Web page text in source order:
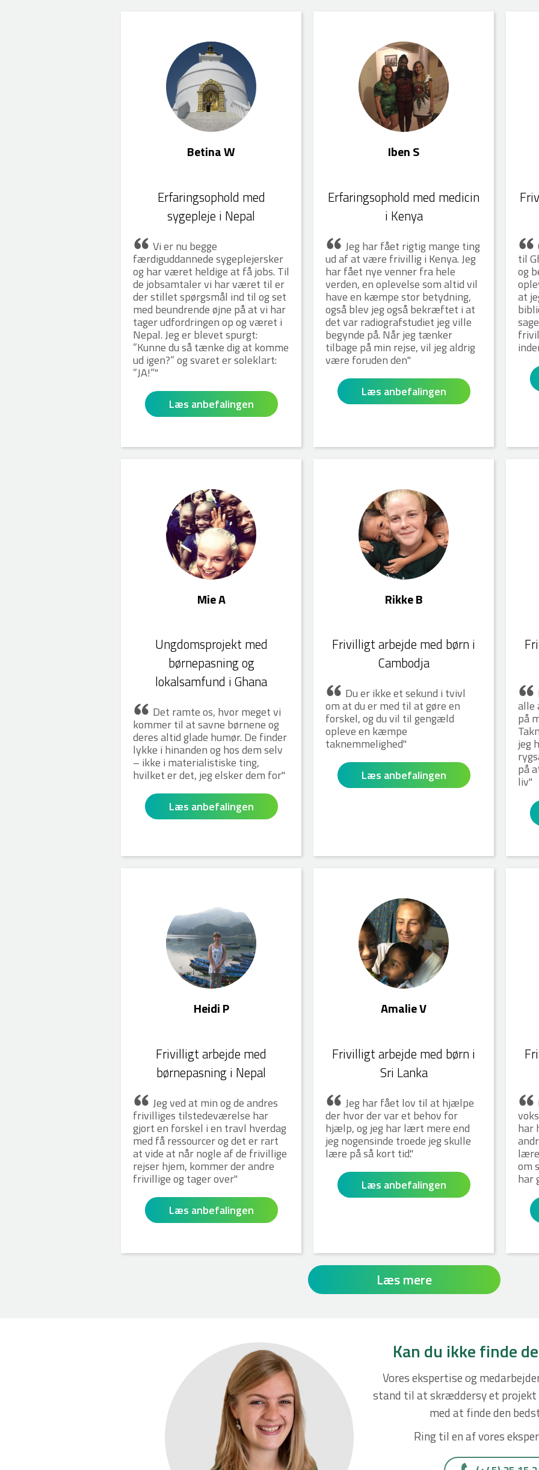
Betina W
Erfaringsophold med
sygepleje i Nepal
Vi er nu begge
færdiguddannede sygeplejersker
og har været heldige at få jobs. Til
de jobsamtaler vi har været til er
der stillet spørgsmål ind til og set
med beundrende øjne på at vi har
tager udfordringen op og været i
Nepal. Jeg er blevet spurgt:
”Kunne du så tænke dig at komme
ud igen?” og svaret er soleklart:
”JA!”
Læs anbefalingen
Iben S
Erfaringsophold med medicin
i Kenya
Jeg har fået rigtig mange ting
ud af at være frivillig i Kenya. Jeg
har fået nye venner fra hele
verden, en oplevelse som altid vil
have en kæmpe stor betydning,
også blev jeg også bekræftet i at
det var radiografstudiet jeg ville
begynde på. Når jeg tænker
tilbage på min rejse, vil jeg aldrig
være foruden den
Læs anbefalingen
til
og
at
Mie A
Ungdomsprojekt med
børnepasning og
lokalsamfund i Ghana
Det ramte os, hvor meget vi
kommer til at savne børnene og
deres altid glade humør. De finder
lykke i hinanden og hos dem selv
– ikke i materialistiske ting,
hvilket er det, jeg elsker dem for
Læs anbefalingen
Rikke B
Frivilligt arbejde med børn i
Cambodja
Du er ikke et sekund i tvivl
om at du er med til at gøre en
forskel, og du vil til gengæld
opleve en kæmpe
taknemmelighed
Læs anbefalingen
alle
på
jeg
på
liv
Heidi P
Frivilligt arbejde med
børnepasning i Nepal
Jeg ved at min og de andres
frivilliges tilstedeværelse har
gjort en forskel i en travl hverdag
med få ressourcer og det er rart
at vide at når nogle af de frivillige
rejser hjem, kommer der andre
frivillige og tager over
Læs anbefalingen
Amalie V
Frivilligt arbejde med børn i
Sri Lanka
Jeg har fået lov til at hjælpe
der hvor der var et behov for
hjælp, og jeg har lært mere end
jeg nogensinde troede jeg skulle
lære på så kort tid.
Læs anbefalingen
har
om
har
Læs mere
Kan du ikke finde
Vores ekspertise og
stand til at skræddersy et
med at finde den
Ring til en af vores